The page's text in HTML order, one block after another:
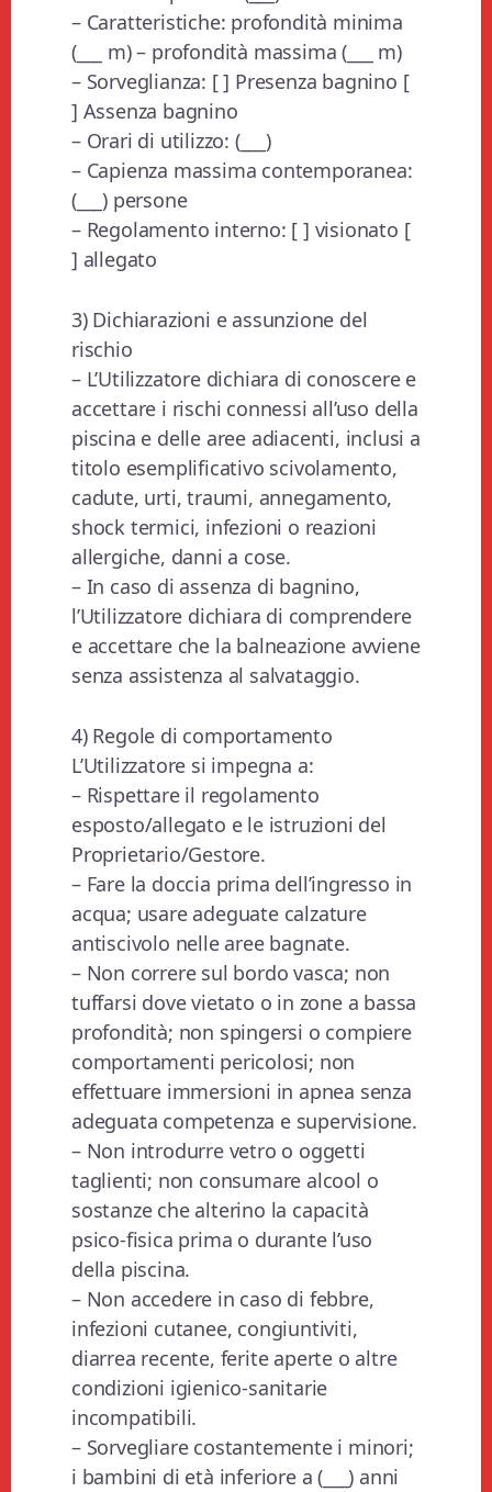
– Caratteristiche: profondità minima
(___ m) – profondità massima (___ m)
– Sorveglianza: [ ] Presenza bagnino [
] Assenza bagnino
– Orari di utilizzo: (___)
– Capienza massima contemporanea:
(___) persone
– Regolamento interno: [ ] visionato [
] allegato
3) Dichiarazioni e assunzione del
rischio
– L’Utilizzatore dichiara di conoscere e
accettare i rischi connessi all’uso della
piscina e delle aree adiacenti, inclusi a
titolo esemplificativo scivolamento,
cadute, urti, traumi, annegamento,
shock termici, infezioni o reazioni
allergiche, danni a cose.
– In caso di assenza di bagnino,
l’Utilizzatore dichiara di comprendere
e accettare che la balneazione avviene
senza assistenza al salvataggio.
4) Regole di comportamento
L’Utilizzatore si impegna a:
– Rispettare il regolamento
esposto/allegato e le istruzioni del
Proprietario/Gestore.
– Fare la doccia prima dell’ingresso in
acqua; usare adeguate calzature
antiscivolo nelle aree bagnate.
– Non correre sul bordo vasca; non
tuffarsi dove vietato o in zone a bassa
profondità; non spingersi o compiere
comportamenti pericolosi; non
effettuare immersioni in apnea senza
adeguata competenza e supervisione.
– Non introdurre vetro o oggetti
taglienti; non consumare alcool o
sostanze che alterino la capacità
psico-fisica prima o durante l’uso
della piscina.
– Non accedere in caso di febbre,
infezioni cutanee, congiuntiviti,
diarrea recente, ferite aperte o altre
condizioni igienico-sanitarie
incompatibili.
– Sorvegliare costantemente i minori;
i bambini di età inferiore a (___) anni